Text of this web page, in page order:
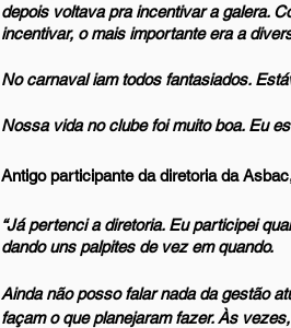
depois voltava pra incentivar a galera.
incentivar, o mais importante era a
No carnaval iam todos fantasiados.
Nossa vida no clube foi muito boa. Eu
Antigo participante da diretoria da
“Já pertenci a diretoria. Eu participei
dando uns palpites de vez em quando.
Ainda não posso falar nada da gestão
façam o que planejaram fazer. Às